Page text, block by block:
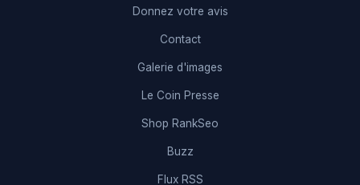
Donnez votre avis
Contact
Galerie d'images
Le Coin Presse
Shop RankSeo
Buzz
Flux RSS